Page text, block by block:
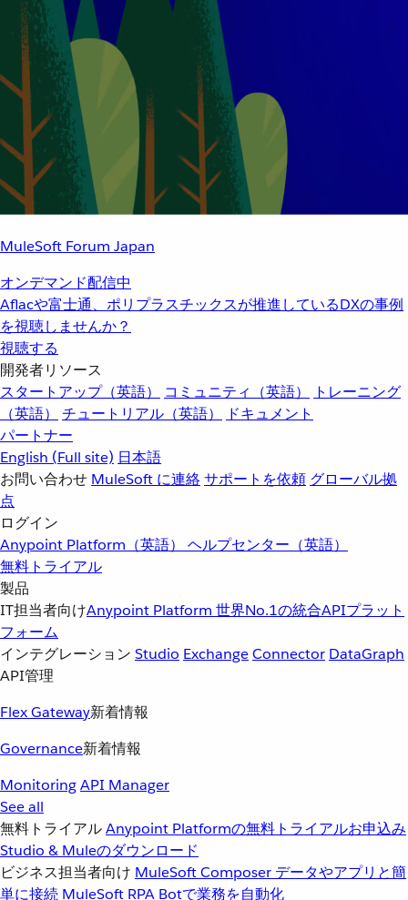
MuleSoft Forum Japan
オンデマンド配信中
Aflacや富士通、ポリプラスチックスが推進しているDXの事例
を視聴しませんか？
視聴する
開発者リソース
スタートアップ（英語）
コミュニティ（英語）
トレーニング
（英語）
チュートリアル（英語）
ドキュメント
パートナー
English (Full site) 日本語
お問い合わせ MuleSoft に連絡サポートを依頼 グローバル拠
点
ログイン
Anypoint Platform（英語） ヘルプセンター（英語）
無料トライアル
製品
IT担当者向けAnypoint Platform 世界No.1の統合APIプラット
フォーム
インテグレーション Studio ExchangeConnector DataGraph
API管理
Flex Gateway新着情報
Governance新着情報
MonitoringAPI Manager
See all
無料トライアルAnypoint Platformの無料トライアルお申込み
Studio & Muleのダウンロード
ビジネス担当者向け MuleSoft Composer データやアプリと簡
単に接続 MuleSoft RPA Botで業務を自動化